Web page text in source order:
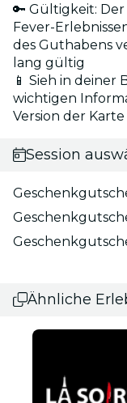
🔑 Gültigkeit:
Fever-
des Guthabens
lang gültig
📱 Sieh in deiner
wichtigen
Version der Karte
Session
Ähnliche